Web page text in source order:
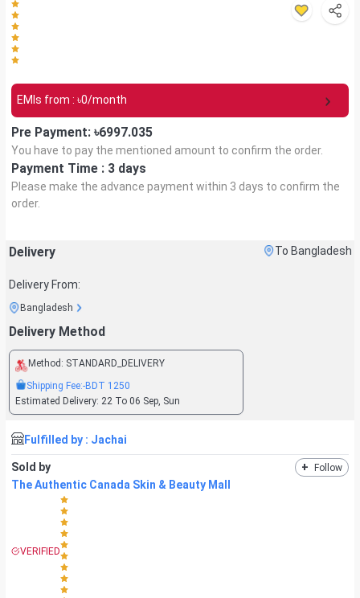
EMIs from : ৳0/month
Pre Payment: ৳6997.035
You have to pay the mentioned amount to confirm the order.
Payment Time : 3 days
Please make the advance payment within 3 days to confirm the
order.
Delivery To Bangladesh
Delivery From:
Bangladesh
Delivery Method
Method: STANDARD_DELIVERY
Shipping Fee:-BDT 1250
Estimated Delivery: 22 To 06 Sep, Sun
Fulfilled by : Jachai
Sold by + Follow
The Authentic Canada Skin & Beauty Mall
VERIFIED